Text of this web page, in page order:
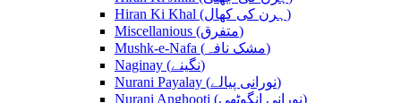
Hiran Ki Khal (ہرن کی کھال)
Miscellanious (متفرق)
Mushk-e-Nafa (مشک نافہ)
Naginay (نگینے)
Nurani Payalay (نورانی پیالے)
Nurani Anghooti (نورانی انگوٹھی)